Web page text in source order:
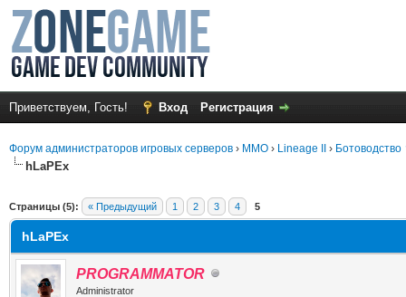
Приветствуем, Гость! Вход Регистрация
Форум администраторов игровых серверов › MMO › Lineage II › Ботоводство
hLaPEx
Страницы (5): « Предыдущий 1 2 3 4 5
hLaPEx
PROGRAMMATOR
Administrator